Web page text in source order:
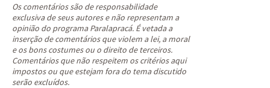
Os comentários são de responsabilidade
exclusiva de seus autores e não representam a
opinião do programa Paralapracá. É vetada a
inserção de comentários que violem a lei, a moral
e os bons costumes ou o direito de terceiros.
Comentários que não respeitem os critérios aqui
impostos ou que estejam fora do tema discutido
serão excluídos.